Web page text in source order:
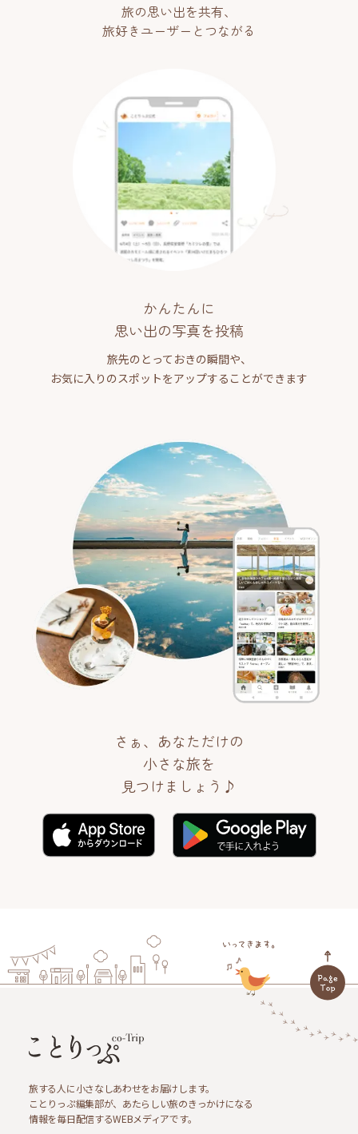
旅の思い出を共有、
旅好きユーザーとつながる
かんたんに
思い出の写真を投稿
旅先のとっておきの瞬間や、
お気に入りのスポットをアップすることができます
さぁ、あなただけの
小さな旅を
見つけましょう♪
旅する人に小さなしあわせをお届けします。
ことりっぷ編集部が、あたらしい旅のきっかけになる
情報を毎日配信するWEBメディアです。